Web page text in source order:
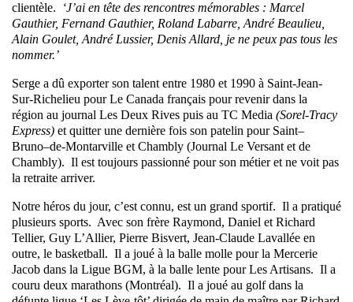
clientèle.
‘J’ai en tête des rencontres mémorables : Marcel
Gauthier, Fernand Gauthier, Roland Labarre, André Beaulieu,
Alain Goulet, André Lussier, Denis Allard, je ne peux pas tous les
nommer.’
Serge a dû exporter son talent entre 1980 et 1990 à Saint-Jean-
Sur-Richelieu pour Le Canada français pour revenir dans la
région au journal Les Deux Rives puis au TC Media (Sorel-Tracy
Express) et quitter une dernière fois son patelin pour Saint–
Bruno–de-Montarville et Chambly (Journal Le Versant et de
Chambly). Il est toujours passionné pour son métier et ne voit pas
la retraite arriver.
Notre héros du jour, c’est connu, est un grand sportif. Il a pratiqué
plusieurs sports. Avec son frère Raymond, Daniel et Richard
Tellier, Guy L’Allier, Pierre Bisvert, Jean-Claude Lavallée en
outre, le basketball. Il a joué à la balle molle pour la Mercerie
Jacob dans la Ligue BGM, à la balle lente pour Les Artisans. Il a
couru deux marathons (Montréal). Il a joué au golf dans la